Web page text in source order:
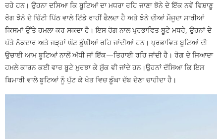
ਰਹੇ ਹਨ। ਉਹਨਾ ਦਸਿਆ ਕਿ ਬੂਟਿਆਂ ਦਾ ਮਧਰਾ ਰਹਿ ਜਾਣਾ ਝੋਨੇ ਦੇ ਇੱਕ ਨਵੇਂ ਵਿਸ਼ਾਣੂ
ਰੋਗ ਝੋਨੇ ਦੇ ਚਿੱਟੀ ਪਿੱਠ ਵਾਲੇ ਟਿੱਡੇ ਰਾਹੀਂ ਫੈਲਦਾ ਹੈ ਅਤੇ ਝੋਨੇ ਦੀਆਂ ਮੌਜੂਦਾ ਸਾਰੀਆਂ
ਕਿਸਮਾਂ ਉੱਤੇ ਹਮਲਾ ਕਰ ਸਕਦਾ ਹੈ। ਇਸ ਰੋਗ ਨਾਲ ਪ੍ਰਭਾਵਿਤ ਬੂਟੇ ਮਧਰੇ, ਉਹਨਾਂ ਦੇ
ਪੱਤੇ ਨੋਕਦਾਰ ਅਤੇ ਜੜ੍ਹਾਂ ਘੱਟ ਡੂੰਘੀਆਂ ਰਹਿ ਜਾਂਦੀਆਂ ਹਨ। ਪ੍ਰਭਾਵਿਤ ਬੂਟਿਆਂ ਦੀ
ਉਚਾਈ ਆਮ ਬੂਟਿਆਂ ਨਾਲੋਂ ਅੱਧੀ ਜਾਂ ਇੱਕ—ਤਿਹਾਈ ਰਹਿ ਜਾਂਦੀ ਹੈ। ਰੋਗ ਦੇ ਜਿਆਦਾ
ਹਮਲੇ ਕਾਰਨ ਕਈ ਵਾਰ ਬੂਟੇ ਮੁਰਝਾ ਕੇ ਸੁੱਕ ਵੀ ਜਾਂਦੇ ਹਨ।ਉਹਨਾਂ ਦੱਸਿਆ ਕਿ ਇਸ
ਬਿਮਾਰੀ ਵਾਲੇ ਬੂਟਿਆਂ ਨੂੰ ਪੁੱਟ ਕੇ ਖੇਤ ਵਿਚ ਡੂੰਘਾ ਦੱਬ ਦੇਣਾ ਚਾਹੀਦਾ ਹੈ।